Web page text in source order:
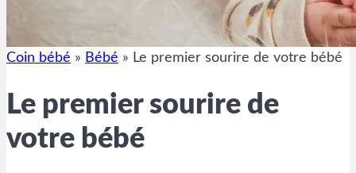
Coin bébé » Bébé » Le premier sourire de votre bébé
Le premier sourire de
votre bébé